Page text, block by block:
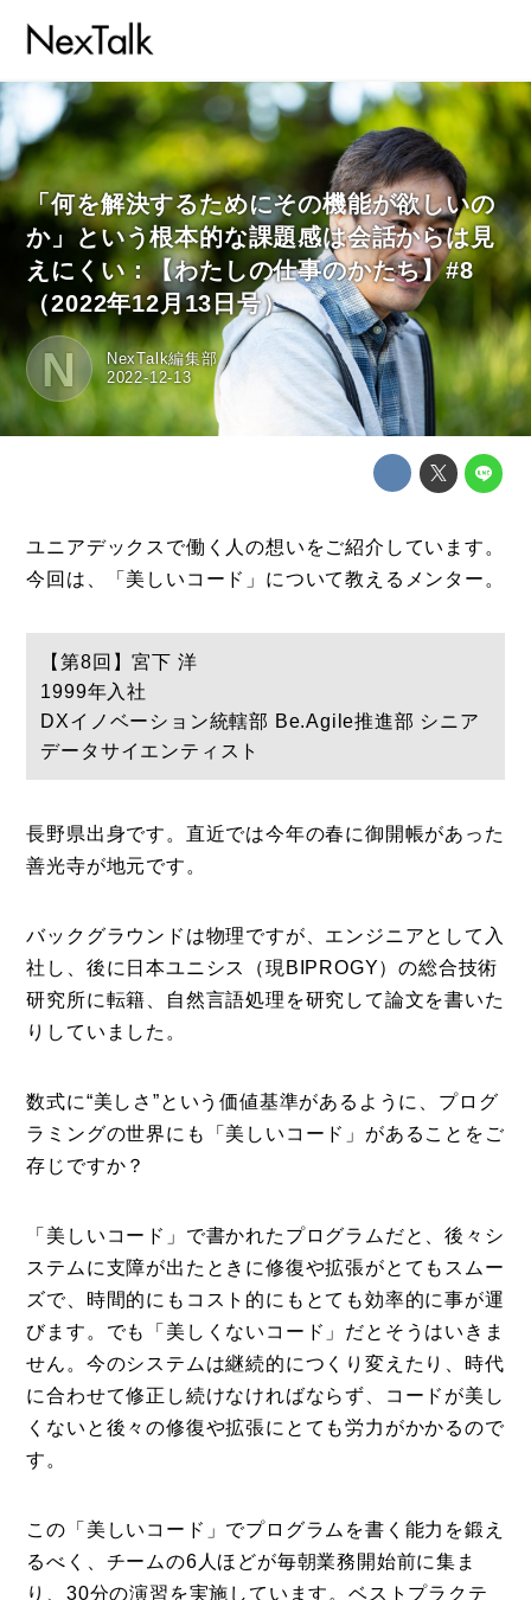
特集
事例
トピックス
Photos
運営会社
お問い合わせ
「何を解決するためにその機能が欲しいの
か」という根本的な課題感は会話からは見
えにくい：【わたしの仕事のかたち】#8
（2022年12月13日号）
N 2022-12-13
NexTalk編集部
ユニアデックスで働く人の想いをご紹介しています。
今回は、「美しいコード」について教えるメンター。
【第8回】宮下 洋
1999年入社
DXイノベーション統轄部 Be.Agile推進部 シニア
データサイエンティスト
長野県出身です。直近では今年の春に御開帳があった
善光寺が地元です。
バックグラウンドは物理ですが、エンジニアとして入
社し、後に日本ユニシス（現BIPROGY）の総合技術
研究所に転籍、自然言語処理を研究して論文を書いた
りしていました。
数式に“美しさ”という価値基準があるように、プログ
ラミングの世界にも「美しいコード」があることをご
存じですか？
「美しいコード」で書かれたプログラムだと、後々シ
ステムに支障が出たときに修復や拡張がとてもスムー
ズで、時間的にもコスト的にもとても効率的に事が運
びます。でも「美しくないコード」だとそうはいきま
せん。今のシステムは継続的につくり変えたり、時代
に合わせて修正し続けなければならず、コードが美し
くないと後々の修復や拡張にとても労力がかかるので
す。
この「美しいコード」でプログラムを書く能力を鍛え
るべく、チームの6人ほどが毎朝業務開始前に集ま
り、30分の演習を実施しています。ベストプラクテ